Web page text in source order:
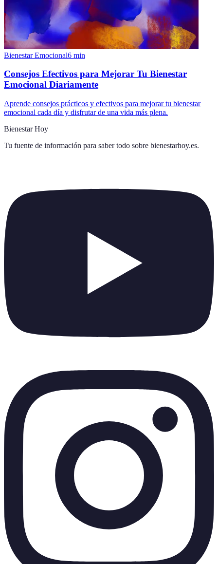
Bienestar Emocional6 min
Consejos Efectivos para Mejorar Tu Bienestar
Emocional Diariamente
Aprende consejos prácticos y efectivos para mejorar tu bienestar
emocional cada día y disfrutar de una vida más plena.
Bienestar Hoy
Tu fuente de información para saber todo sobre bienestarhoy.es.